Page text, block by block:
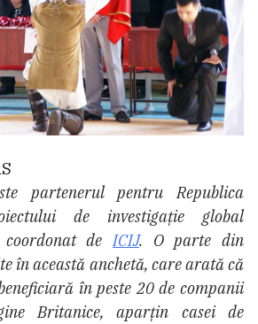
partenerul pentru Republica
de investigație global
deICIJ. O parte din
în această anchetă, care arată că
în peste 20 de companii
Britanice, aparțin casei de